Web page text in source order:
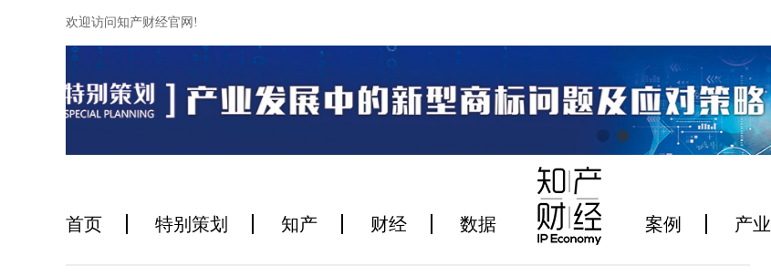
欢迎访问知产财经官网!
首页 特别策划 知产 财经 数据 案例 产业